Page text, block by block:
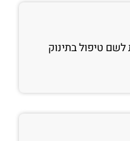
טיפול בתינוק